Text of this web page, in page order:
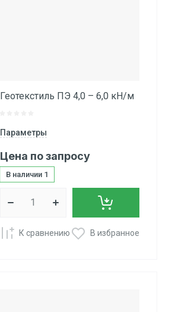
Геотекстиль ПЭ 4,0 – 6,0 кН/м
Параметры
В наличии 1
Цена по запросу
К сравнению В избранное